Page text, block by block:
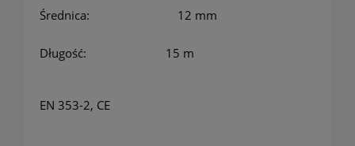
Średnica: 12 mm
Długość: 15 m
EN 353-2, CE